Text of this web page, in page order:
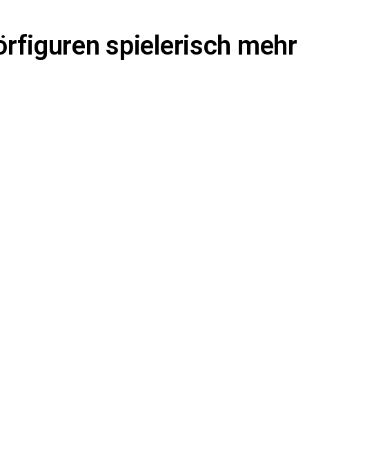
spielerisch mehr